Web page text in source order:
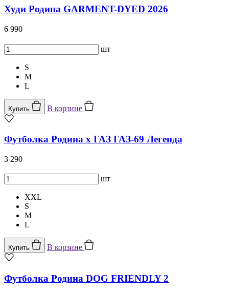
Худи Родина GARMENT-DYED 2026
6 990
шт
S
M
L
Купить В корзине
Футболка Родина x ГАЗ ГАЗ-69 Легенда
3 290
шт
XXL
S
M
L
Купить В корзине
Футболка Родина DOG FRIENDLY 2